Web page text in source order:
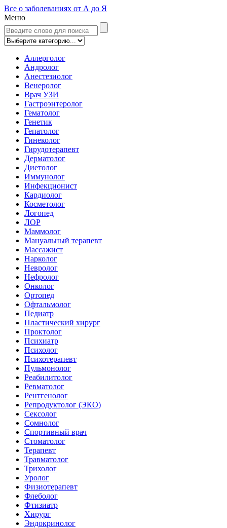
Все о заболеваниях от А до Я
Меню
Аллерголог
Андролог
Анестезиолог
Венеролог
Врач УЗИ
Гастроэнтеролог
Гематолог
Генетик
Гепатолог
Гинеколог
Гирудотерапевт
Дерматолог
Диетолог
Иммунолог
Инфекционист
Кардиолог
Косметолог
Логопед
ЛОР
Маммолог
Мануальный терапевт
Массажист
Нарколог
Невролог
Нефролог
Онколог
Ортопед
Офтальмолог
Педиатр
Пластический хирург
Проктолог
Психиатр
Психолог
Психотерапевт
Пульмонолог
Реабилитолог
Ревматолог
Рентгенолог
Репродуктолог (ЭКО)
Сексолог
Сомнолог
Спортивный врач
Стоматолог
Терапевт
Травматолог
Трихолог
Уролог
Физиотерапевт
Флеболог
Фтизиатр
Хирург
Эндокринолог